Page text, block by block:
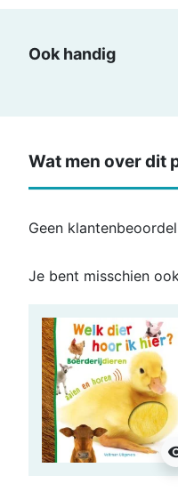
Ook handig
Wat men over dit
Geen
Je bent misschien